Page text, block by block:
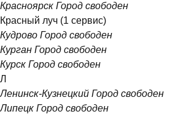
Красноярск Город свободен
Красный луч (1 сервис)
Кудрово Город свободен
Курган Город свободен
Курск Город свободен
Л
Ленинск-Кузнецкий Город свободен
Липецк Город свободен